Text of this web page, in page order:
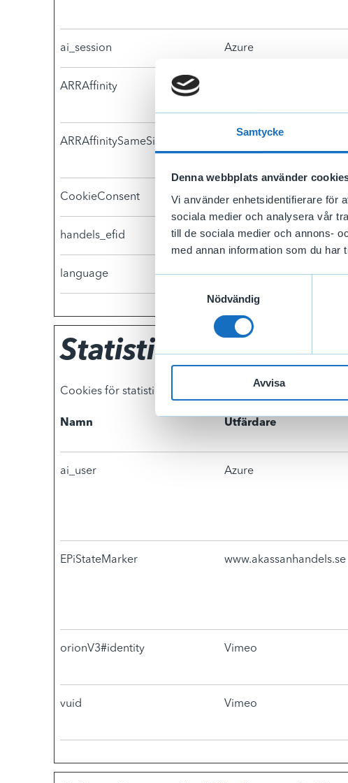
Samtycke
Denna webbplats använder
Vi använder enhetsidentifierare för
sociala medier och analysera vår
till de sociala medier och annons-
med annan information som du har
Nödvändig
Avvisa
ai_session Azure
ARRAffinity
ARRAffinitySameSite
CookieConsent Cookiebot
handels_efid www.akassanhandels.se
language www.akassanhandels.se
Statistik (4)
Cookies för statistik hjälper en webbplatsägare att
Namn Utfärdare
ai_user Azure
EPiStateMarker www.akassanhandels.se
orionV3#identity Vimeo
vuid Vimeo